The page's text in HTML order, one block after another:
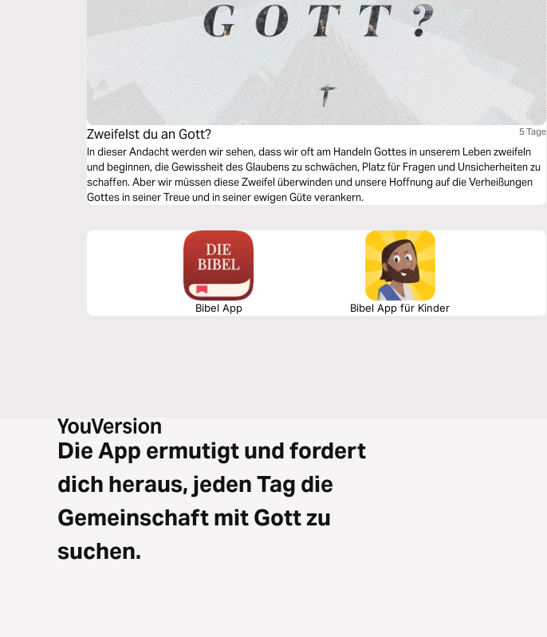
Zweifelst du an Gott? 5 Tage
In dieser Andacht werden wir sehen, dass wir oft am Handeln Gottes in unserem Leben zweifeln
und beginnen, die Gewissheit des Glaubens zu schwächen, Platz für Fragen und Unsicherheiten zu
schaffen. Aber wir müssen diese Zweifel überwinden und unsere Hoffnung auf die Verheißungen
Gottes in seiner Treue und in seiner ewigen Güte verankern.
Bibel App Bibel App für Kinder
Die App ermutigt und fordert
dich heraus, jeden Tag die
Gemeinschaft mit Gott zu
suchen.